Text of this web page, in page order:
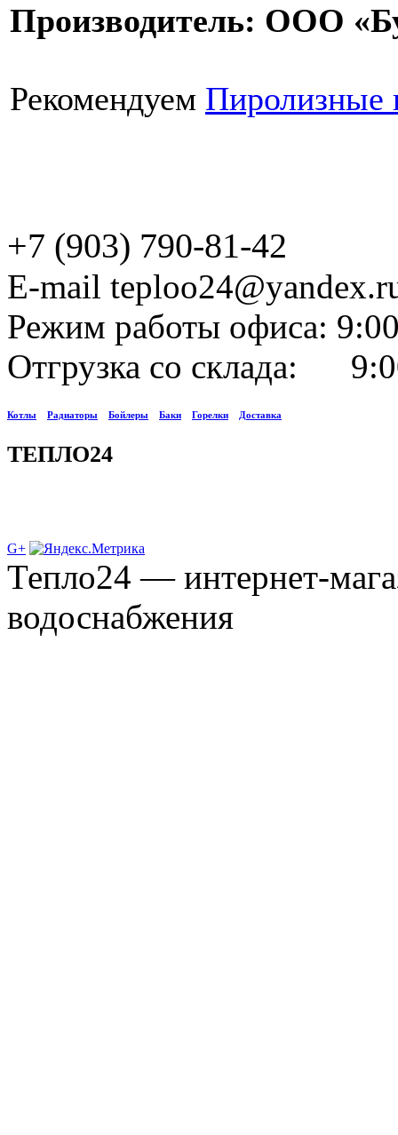
Производитель: ООО
Рекомендуем Пиролизные
+7 (903) 790-81-42
E-mail
Режим работы офиса:
Отгрузка со склада:
Котлы Радиаторы Бойлеры Баки Горелки Доставка
ТЕПЛО24
G+
Тепло24 — интернет-
водоснабжения